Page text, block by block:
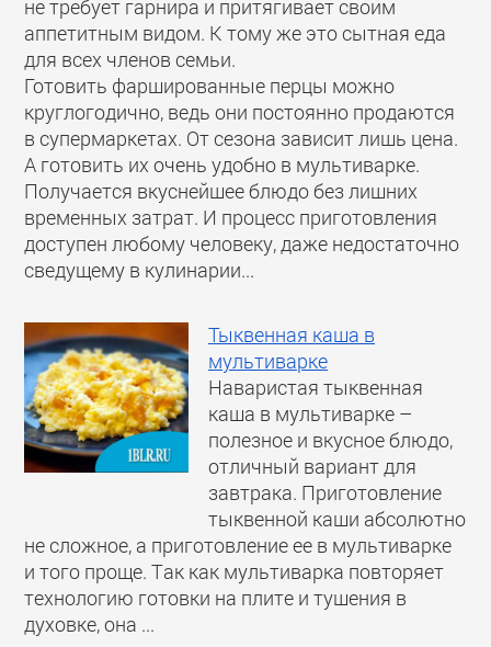
не требует гарнира и притягивает своим
аппетитным видом. К тому же это сытная еда
для всех членов семьи.
Готовить фаршированные перцы можно
круглогодично, ведь они постоянно продаются
в супермаркетах. От сезона зависит лишь цена.
А готовить их очень удобно в мультиварке.
Получается вкуснейшее блюдо без лишних
временных затрат. И процесс приготовления
доступен любому человеку, даже недостаточно
сведущему в кулинарии...
Тыквенная каша в
мультиварке
Наваристая тыквенная
каша в мультиварке –
полезное и вкусное блюдо,
отличный вариант для
завтрака. Приготовление
тыквенной каши абсолютно
не сложное, а приготовление ее в мультиварке
и того проще. Так как мультиварка повторяет
технологию готовки на плите и тушения в
духовке, она ...